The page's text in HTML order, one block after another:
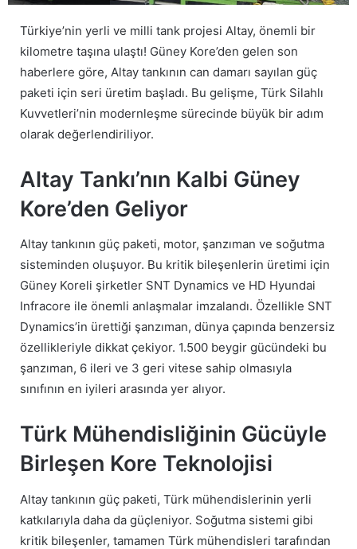
Türkiye’nin yerli ve milli tank projesi Altay, önemli bir
kilometre taşına ulaştı! Güney Kore’den gelen son
haberlere göre, Altay tankının can damarı sayılan güç
paketi için seri üretim başladı. Bu gelişme, Türk Silahlı
Kuvvetleri’nin modernleşme sürecinde büyük bir adım
olarak değerlendiriliyor.
Altay Tankı’nın Kalbi Güney
Kore’den Geliyor
Altay tankının güç paketi, motor, şanzıman ve soğutma
sisteminden oluşuyor. Bu kritik bileşenlerin üretimi için
Güney Koreli şirketler SNT Dynamics ve HD Hyundai
Infracore ile önemli anlaşmalar imzalandı. Özellikle SNT
Dynamics’in ürettiği şanzıman, dünya çapında benzersiz
özellikleriyle dikkat çekiyor. 1.500 beygir gücündeki bu
şanzıman, 6 ileri ve 3 geri vitese sahip olmasıyla
sınıfının en iyileri arasında yer alıyor.
Türk Mühendisliğinin Gücüyle
Birleşen Kore Teknolojisi
Altay tankının güç paketi, Türk mühendislerinin yerli
katkılarıyla daha da güçleniyor. Soğutma sistemi gibi
kritik bileşenler, tamamen Türk mühendisleri tarafından